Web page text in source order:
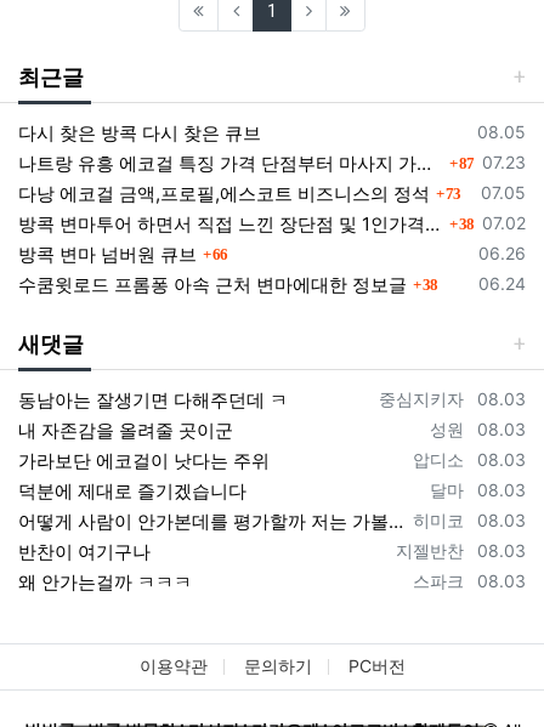
1 (current)
최근글
등록일
08.05
다시 찾은 방콕 다시 찾은 큐브
등록일
07.23
나트랑 유흥 에코걸 특징 가격 단점부터 마사지 가라오케 알아보기 댓글
87
등록일
07.05
다낭 에코걸 금액,프로필,에스코트 비즈니스의 정석 댓글
73
등록일
07.02
방콕 변마투어 하면서 직접 느낀 장단점 및 1인가격 소개 댓글
38
등록일
06.26
방콕 변마 넘버원 큐브 댓글
66
등록일
06.24
수쿰윗로드 프롬퐁 아속 근처 변마에대한 정보글 댓글
38
새댓글
등록자
중심지키자 등록일
08.03
동남아는 잘생기면 다해주던데 ㅋ
등록자
성원 등록일
08.03
내 자존감을 올려줄 곳이군
등록자
압디소 등록일
08.03
가라보단 에코걸이 낫다는 주위
등록자
달마 등록일
08.03
덕분에 제대로 즐기겠습니다
등록자
히미코 등록일
08.03
어떻게 사람이 안가본데를 평가할까 저는 가볼게요
등록자
지젤반찬 등록일
08.03
반찬이 여기구나
등록자
스파크 등록일
08.03
왜 안가는걸까 ㅋㅋㅋ
이용약관 문의하기 PC버전